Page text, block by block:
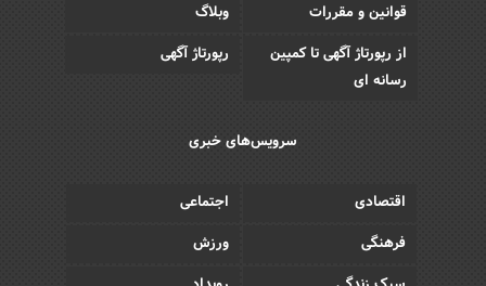
قوانین و مقررات
وبلاگ
از رپورتاژ آگهی تا کمپین
رسانه ای
رپورتاژ آگهی
سرویس‌های خبری
اقتصادی
اجتماعی
فرهنگی
ورزش